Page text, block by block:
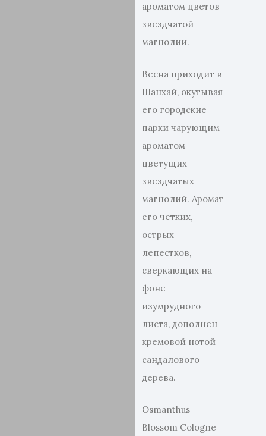
ароматом цветов
звездчатой ​​
магнолии.
Весна приходит в
Шанхай, окутывая
его городские
парки чарующим
ароматом
цветущих
звездчатых
магнолий. Аромат
его четких,
острых
лепестков,
сверкающих на
фоне
изумрудного
листа, дополнен
кремовой нотой
сандалового
дерева.
Osmanthus
Blossom Cologne